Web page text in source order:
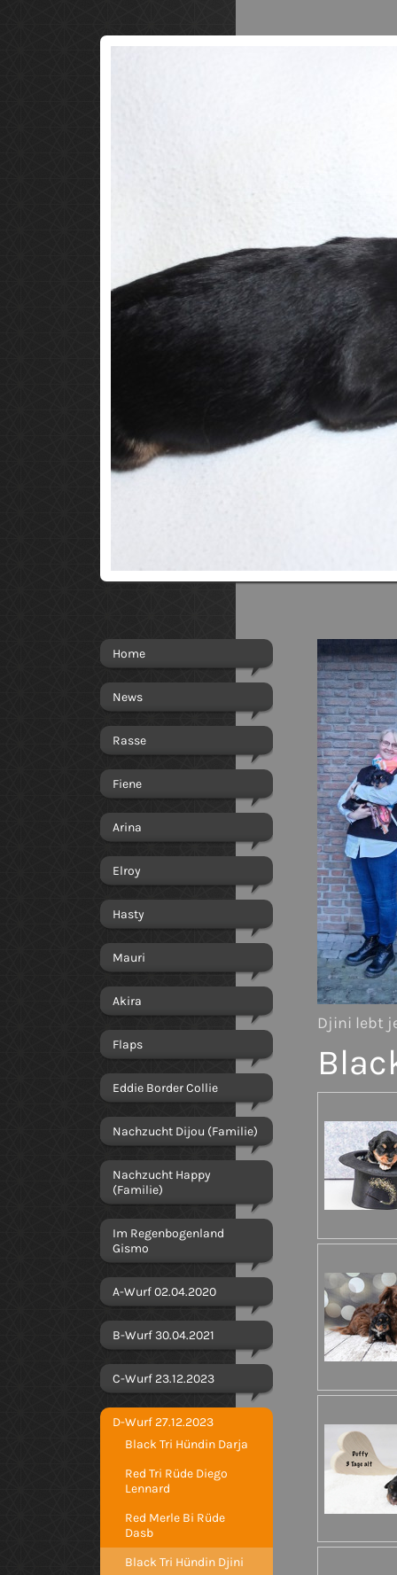
Home
News
Rasse
Fiene
Arina
Elroy
Hasty
Mauri
Akira
Flaps
Eddie Border Collie
Nachzucht Dijou (Familie)
Nachzucht Happy
(Familie)
Im Regenbogenland
Gismo
A-Wurf 02.04.2020
B-Wurf 30.04.2021
C-Wurf 23.12.2023
D-Wurf 27.12.2023
Black Tri Hündin Darja
Red Tri Rüde Diego
Lennard
Red Merle Bi Rüde
Dasb
Black Tri Hündin Djini
Djini lebt